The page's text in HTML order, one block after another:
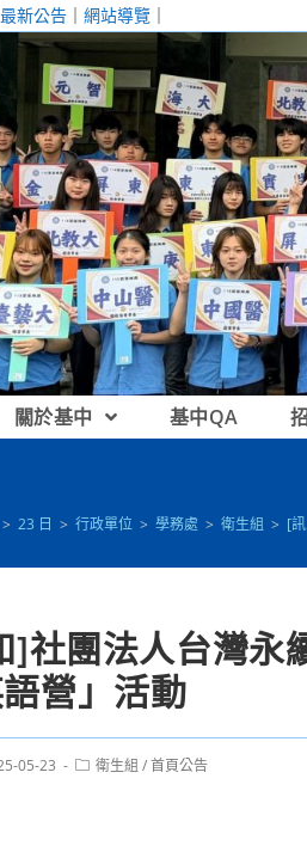
最新公告 ｜ 網站導覽 ｜
關於基中 基中QA
> 23 日 > 行政單位 > 學務處 > 衛生組 > [
]社團法人台灣永
營」活動
05-23
Post衛生組 /首頁公告